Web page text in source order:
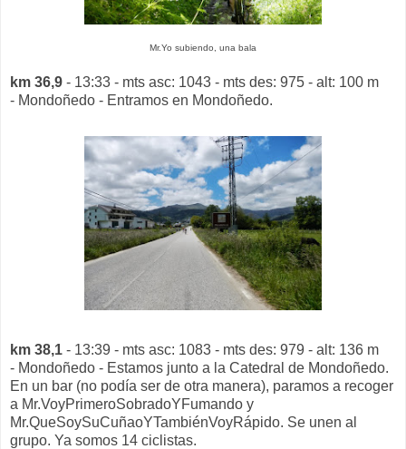
Mr.Yo subiendo, una bala
km 36,9 - 13:33 - mts asc: 1043 - mts des: 975 - alt: 100 m
- Mondoñedo - Entramos en Mondoñedo.
km 38,1 - 13:39 - mts asc: 1083 - mts des: 979 - alt: 136 m
- Mondoñedo - Estamos junto a la Catedral de Mondoñedo.
En un bar (no podía ser de otra manera), paramos a recoger
a Mr.VoyPrimeroSobradoYFumando y
Mr.QueSoySuCuñaoYTambiénVoyRápido. Se unen al
grupo. Ya somos 14 ciclistas.